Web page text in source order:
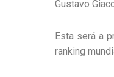
Gustavo
Esta será a
ranking